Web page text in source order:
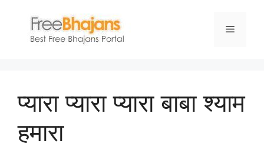
content
Menu
प्यारा प्यारा प्यारा बाबा श्याम
हमारा